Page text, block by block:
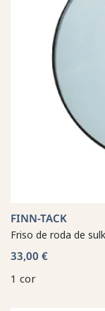
FINN-TACK
Friso de roda de
33,00 €
1 cor